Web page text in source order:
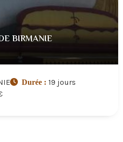
BIRMANIE
Durée : 19 jours